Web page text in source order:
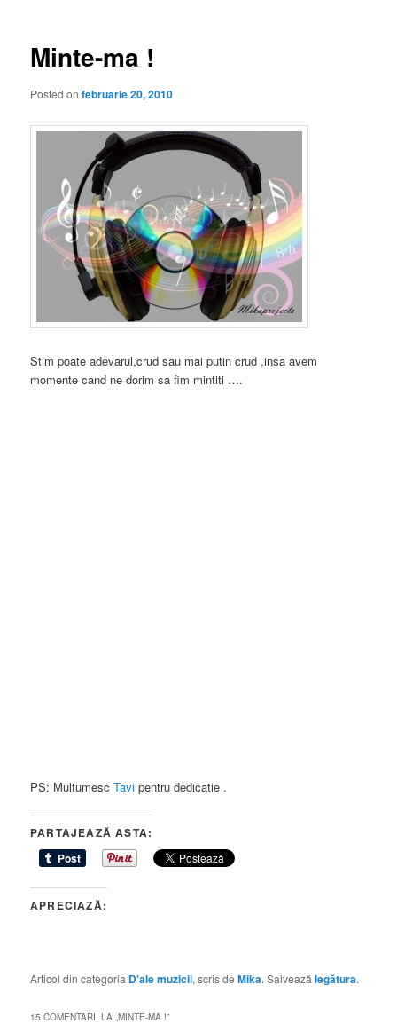
Minte-ma !
Posted onfebruarie 20, 2010
Stim poate adevarul,crud sau mai putin crud ,insa avem
momente cand ne dorim sa fim mintiti ….
PS: MultumescTavi pentru dedicatie .
PARTAJEAZĂ ASTA:
APRECIAZĂ:
Articol din categoria D'ale muzicii, scris deMika. Salveazălegătura.
15 COMENTARII LA „MINTE-MA !”